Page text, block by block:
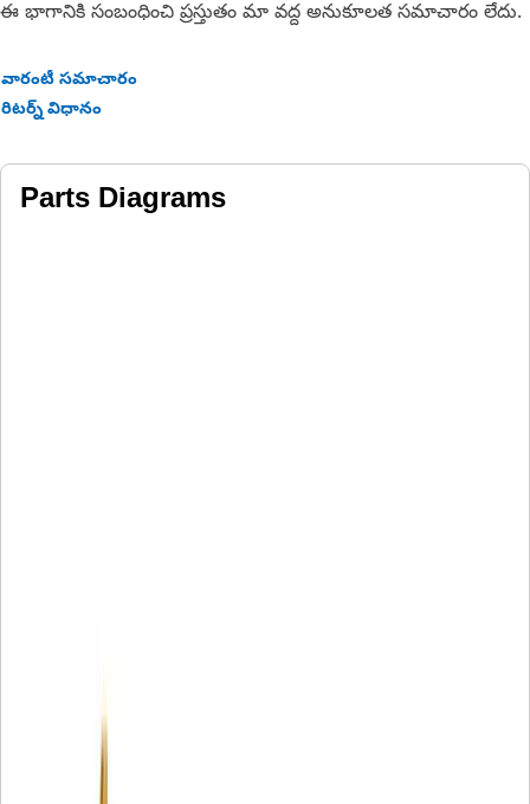
ఈ భాగానికి సంబంధించి ప్రస్తుతం మా వద్ద అనుకూలత సమాచారం లేదు.
వారంటీ సమాచారం
రిటర్న్ విధానం
Parts Diagrams